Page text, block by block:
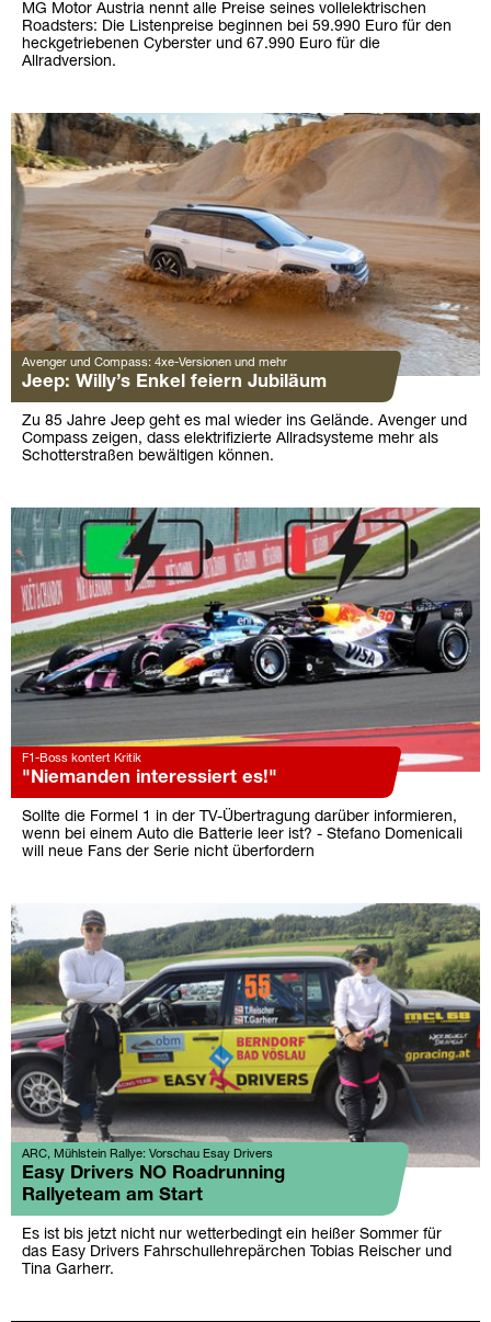
MG Motor Austria nennt alle Preise seines vollelektrischen
Roadsters: Die Listenpreise beginnen bei 59.990 Euro für den
heckgetriebenen Cyberster und 67.990 Euro für die
Allradversion.
Avenger und Compass: 4xe-Versionen und mehr
Jeep: Willy’s Enkel feiern Jubiläum
Zu 85 Jahre Jeep geht es mal wieder ins Gelände. Avenger und
Compass zeigen, dass elektrifizierte Allradsysteme mehr als
Schotterstraßen bewältigen können.
F1-Boss kontert Kritik
"Niemanden interessiert es!"
Sollte die Formel 1 in der TV-Übertragung darüber informieren,
wenn bei einem Auto die Batterie leer ist? - Stefano Domenicali
will neue Fans der Serie nicht überfordern
ARC, Mühlstein Rallye: Vorschau Esay Drivers
Easy Drivers NO Roadrunning
Rallyeteam am Start
Es ist bis jetzt nicht nur wetterbedingt ein heißer Sommer für
das Easy Drivers Fahrschullehrepärchen Tobias Reischer und
Tina Garherr.